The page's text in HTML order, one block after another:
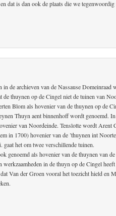
dat is dan ook de plaats die we tegenwoordig
de archieven van de Nassause Domeinraad
thuynen op de Cingel niet de tuinen van
Blom als hovenier van de thuynen op de
Thuyn aent binnenhoff wordt genoemd.
van Noordeinde. Tenslotte wordt Arent
in 1700) hovenier van de ’thuynen int
gaat het om twee verschillende tuinen.
genoemd als hovenier van de thuynen van
in de thuyn op de Cingel heeft
Van der Groen vooral het toezicht hield en